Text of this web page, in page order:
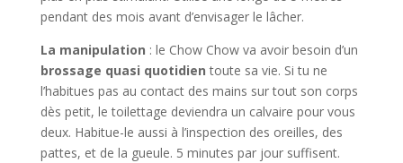
pendant des mois avant d’envisager le lâcher.
La manipulation : le Chow Chow va avoir besoin d’un
brossage quasi quotidien toute sa vie. Si tu ne
l’habitues pas au contact des mains sur tout son corps
dès petit, le toilettage deviendra un calvaire pour vous
deux. Habitue-le aussi à l’inspection des oreilles, des
pattes, et de la gueule. 5 minutes par jour suffisent.